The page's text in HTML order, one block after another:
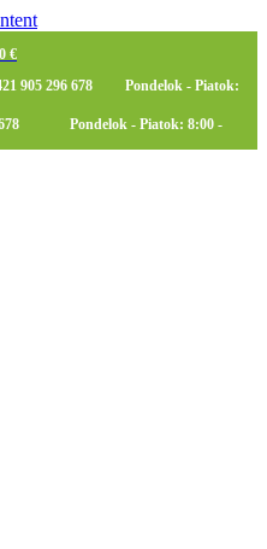
€
905 296 678 Pondelok - Piatok:
678 Pondelok - Piatok: 8:00 -